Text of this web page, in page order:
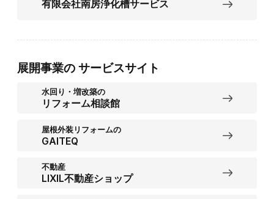
有限会社南房浄化槽サービス
展開事業の サービスサイト
水回り・増改築の
リフォーム相談館
屋根外装リフォームの
GAITEQ
不動産
LIXIL不動産ショップ